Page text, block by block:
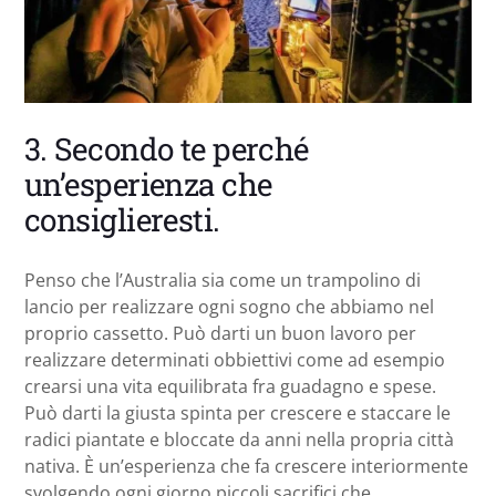
3. Secondo te perché
un’esperienza che
consiglieresti.
Penso che l’Australia sia come un trampolino di
lancio per realizzare ogni sogno che abbiamo nel
proprio cassetto. Può darti un buon lavoro per
realizzare determinati obbiettivi come ad esempio
crearsi una vita equilibrata fra guadagno e spese.
Può darti la giusta spinta per crescere e staccare le
radici piantate e bloccate da anni nella propria città
nativa. È un’esperienza che fa crescere interiormente